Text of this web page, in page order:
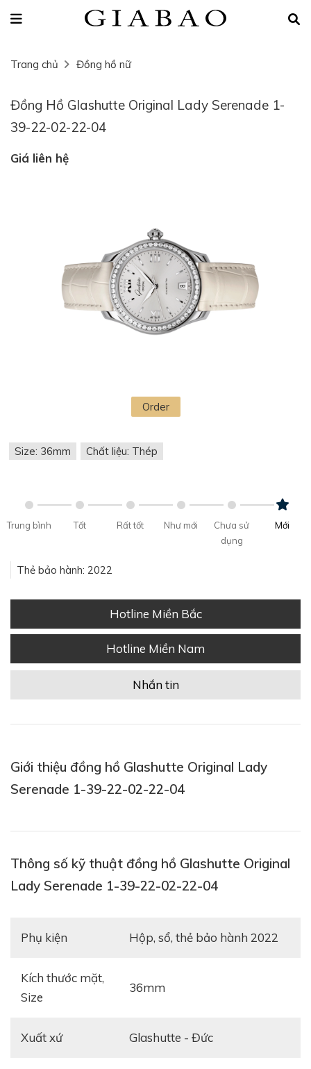
Trang chủ Đồng hồ nữ
Đồng Hồ Glashutte Original Lady Serenade 1-
39-22-02-22-04
Giá liên hệ
Order
Size: 36mm Chất liệu: Thép
Trung bình Tốt Rất tốt Như mới
Chưa sử
dụng
Mới
Thẻ bảo hành: 2022
Hotline Miền Bắc
Hotline Miền Nam
Nhắn tin
Giới thiệu đồng hồ Glashutte Original Lady
Serenade 1-39-22-02-22-04
Thông số kỹ thuật đồng hồ Glashutte Original
Lady Serenade 1-39-22-02-22-04
Phụ kiện hộp, sổ, thẻ bảo hành 2022
Kích thước mặt,
Size
36mm
Xuất xứ Glashutte - Đức